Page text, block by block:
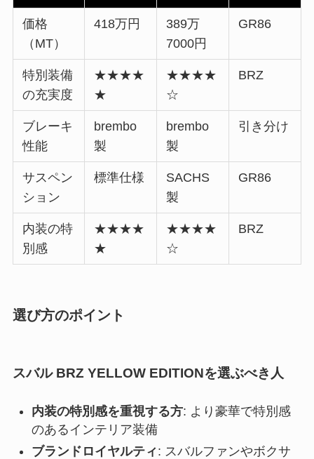
価格
（MT）
418万円
389万
7000円
GR86
特別装備
の充実度
★★★★
★
★★★★
☆
BRZ
ブレーキ
性能
brembo
製
brembo
製
引き分け
サスペン
ション
標準仕様
SACHS
製
GR86
内装の特
別感
★★★★
★
★★★★
☆
BRZ
選び方のポイント
スバル BRZ YELLOW EDITIONを選ぶべき人
内装の特別感を重視する方: より豪華で特別感
のあるインテリア装備
ブランドロイヤルティ: スバルファンやボクサ